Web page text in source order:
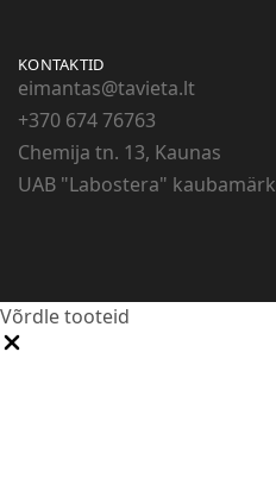
KONTAKTID
eimantas@tavieta.lt
+370 674 76763
Chemija tn. 13, Kaunas
UAB "Labostera" kaubamärk
Võrdle tooteid